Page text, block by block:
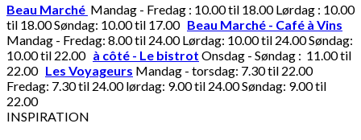
Beau Marché Mandag - Fredag : 10.00 til 18.00 Lørdag : 10.00
til 18.00 Søndag: 10.00 til 17.00 Beau Marché - Café à Vins
Mandag - Fredag: 8.00 til 24.00 Lørdag: 10.00 til 24.00 Søndag:
10.00 til 22.00 à côté - Le bistrot Onsdag - Søndag : 11.00 til
22.00 Les Voyageurs Mandag - torsdag: 7.30 til 22.00
Fredag: 7.30 til 24.00 lørdag: 9.00 til 24.00 Søndag: 9.00 til
22.00
INSPIRATION